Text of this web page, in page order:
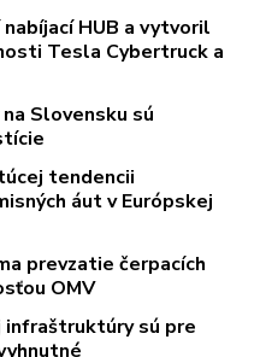
HUB a vytvoril
Tesla Cybertruck a
Slovensku sú
tendencii
áut v Európskej
prevzatie čerpacích
OMV
sú pre